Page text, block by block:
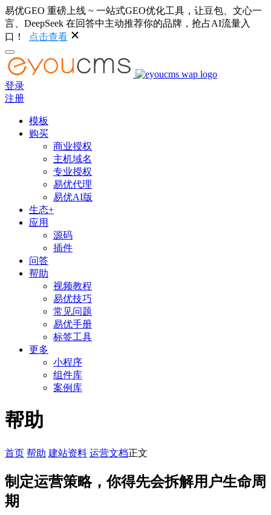
易优GEO 重磅上线 ~ 一站式GEO优化工具，让豆包、文心一
言、DeepSeek 在回答中主动推荐你的品牌，抢占AI流量入
口！
点击查看
登录
注册
模板
购买
商业授权
主机域名
专业授权
易优代理
易优AI版
生态+
应用
源码
插件
问答
帮助
视频教程
易优技巧
常见问题
易优手册
标签工具
更多
小程序
组件库
案例库
帮助
首页 帮助 建站资料 运营文档正文
制定运营策略，你得先会拆解用户生命周
期